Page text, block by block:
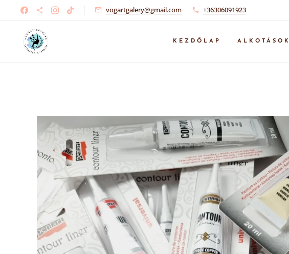
vogartgalery@gmail.com +36306091923
KEZDŐLAP ALKOTÁSOK